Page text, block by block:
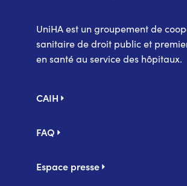
UniHA est un groupement de
sanitaire de droit public et
en santé au service des hôpitaux.
de
CAIH
FAQ
Espace presse